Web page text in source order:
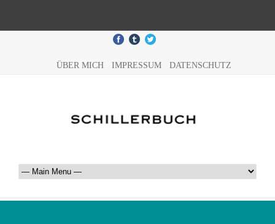
ÜBER MICH IMPRESSUM DATENSCHUTZ